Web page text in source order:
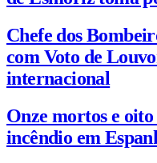
Chefe dos
com Voto de
internacional
Onze mortos e
incêndio em